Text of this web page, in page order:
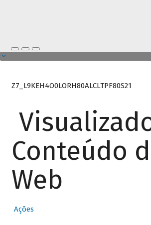
Z7_L9KEH4O0LORH80ALCLTPF80S21
Conteúdo
Web
Ações